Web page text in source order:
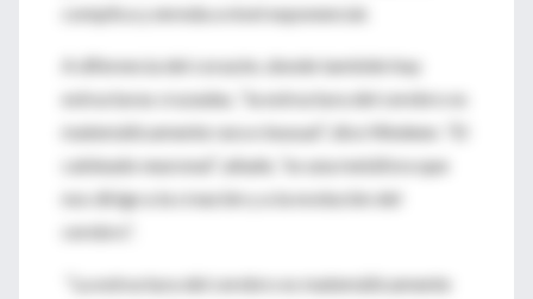
complica y enreda a nivel exponencial.
A diferencia del corazón, donde también hay
estructuras cruzadas, “la estructura del cerebro es
matemáticamente rara e inusual”, dice Wedeen. “El
cableado neuronal”, añade, “es una metáfora que
nos dirige a la creación y a la evolución del
cerebro”.
“La estructura del cerebro es matemáticamente